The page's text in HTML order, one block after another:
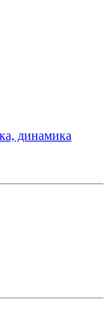
динамика